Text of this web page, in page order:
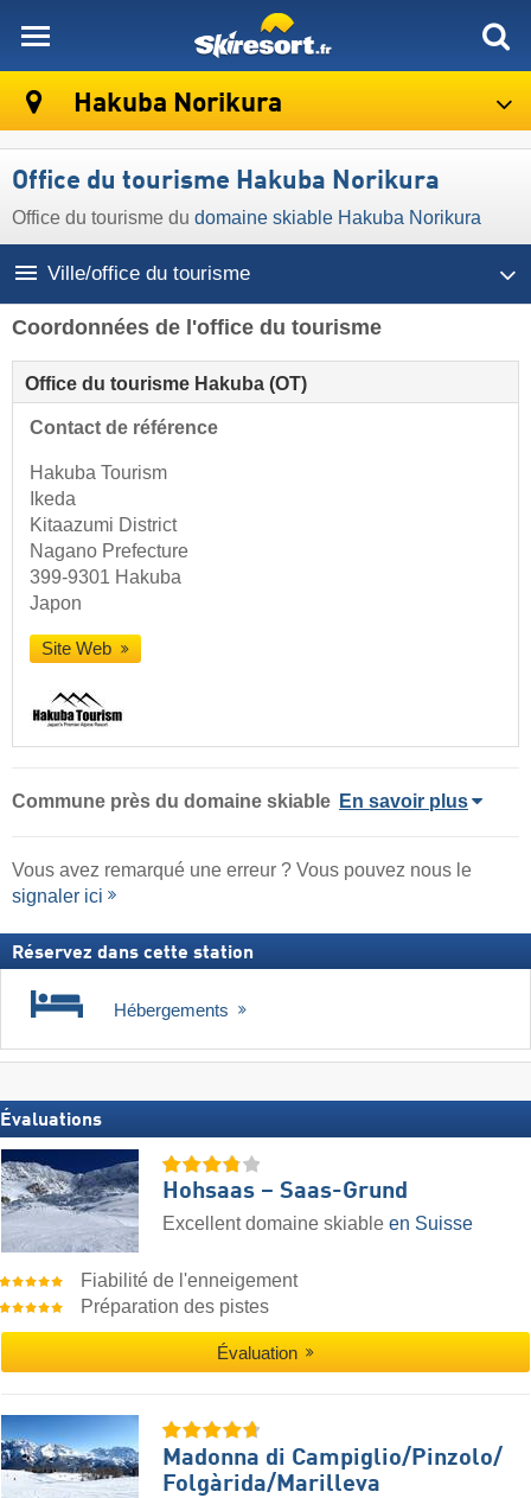
Hakuba Norikura
Office du tourisme Hakuba Norikura
Office du tourisme du domaine skiable Hakuba Norikura
Ville/office du tourisme
Coordonnées de l'office du tourisme
Office du tourisme Hakuba (OT)
Contact de référence
Hakuba Tourism
Ikeda
Kitaazumi District
Nagano Prefecture
399-9301 Hakuba
Japon
Site Web
Commune près du domaine skiable En savoir plus
Vous avez remarqué une erreur ? Vous pouvez nous le
signaler ici
Réservez dans cette station
Hébergements
Évaluations
Hohsaas – Saas-Grund
Excellent domaine skiable en Suisse
Fiabilité de l'enneigement
Préparation des pistes
Évaluation
Madonna di Campiglio/​Pinzolo/​
Folgàrida/​Marilleva